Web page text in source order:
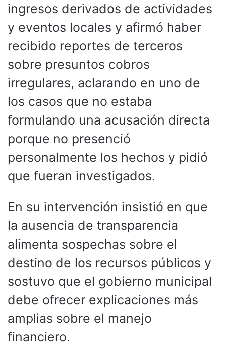
ingresos derivados de actividades
y eventos locales y afirmó haber
recibido reportes de terceros
sobre presuntos cobros
irregulares, aclarando en uno de
los casos que no estaba
formulando una acusación directa
porque no presenció
personalmente los hechos y pidió
que fueran investigados.
En su intervención insistió en que
la ausencia de transparencia
alimenta sospechas sobre el
destino de los recursos públicos y
sostuvo que el gobierno municipal
debe ofrecer explicaciones más
amplias sobre el manejo
financiero.